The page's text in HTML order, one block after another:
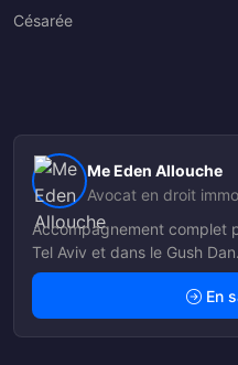
Césarée
Me Eden Allouche
Avocat en droit
Accompagnement complet
Tel Aviv et dans le Gush Dan.
En